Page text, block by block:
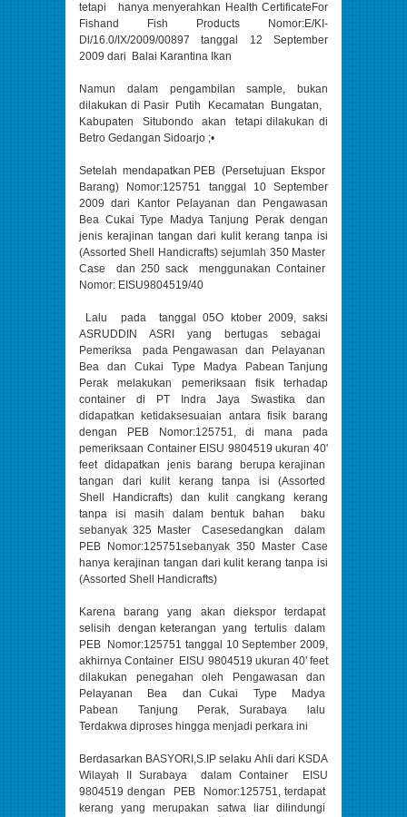
tetapi hanya menyerahkan Health CertificateFor
Fishand Fish Products Nomor:E/KI-
Dl/16.0/IX/2009/00897 tanggal 12 September
2009 dari Balai Karantina Ikan
Namun dalam pengambilan sample, bukan
dilakukan di Pasir Putih Kecamatan Bungatan,
Kabupaten Situbondo akan tetapi dilakukan di
Betro Gedangan Sidoarjo ;•
Setelah mendapatkan PEB (Persetujuan Ekspor
Barang) Nomor:125751 tanggal 10 September
2009 dari Kantor Pelayanan dan Pengawasan
Bea Cukai Type Madya Tanjung Perak dengan
jenis kerajinan tangan dari kulit kerang tanpa isi
(Assorted Shell Handicrafts) sejumlah 350 Master
Case dan 250 sack menggunakan Container
Nomor: EISU9804519/40
Lalu pada tanggal 05O ktober 2009, saksi
ASRUDDIN ASRI yang bertugas sebagai
Pemeriksa pada Pengawasan dan Pelayanan
Bea dan Cukai Type Madya Pabean Tanjung
Perak melakukan pemeriksaan fisik terhadap
container di PT Indra Jaya Swastika dan
didapatkan ketidaksesuaian antara fisik barang
dengan PEB Nomor:125751, di mana pada
pemeriksaan Container EISU 9804519 ukuran 40'
feet didapatkan jenis barang berupa kerajinan
tangan dari kulit kerang tanpa isi (Assorted
Shell Handicrafts) dan kulit cangkang kerang
tanpa isi masih dalam bentuk bahan baku
sebanyak 325 Master Casesedangkan dalam
PEB Nomor:125751sebanyak 350 Master Case
hanya kerajinan tangan dari kulit kerang tanpa isi
(Assorted Shell Handicrafts)
Karena barang yang akan diekspor terdapat
selisih dengan keterangan yang tertulis dalam
PEB Nomor:125751 tanggal 10 September 2009,
akhirnya Container EISU 9804519 ukuran 40' feet
dilakukan penegahan oleh Pengawasan dan
Pelayanan Bea dan Cukai Type Madya
Pabean Tanjung Perak, Surabaya lalu
Terdakwa diproses hingga menjadi perkara ini
Berdasarkan BASYORI,S.IP selaku Ahli dari KSDA
Wilayah II Surabaya dalam Container EISU
9804519 dengan PEB Nomor:125751, terdapat
kerang yang merupakan satwa liar dilindungi